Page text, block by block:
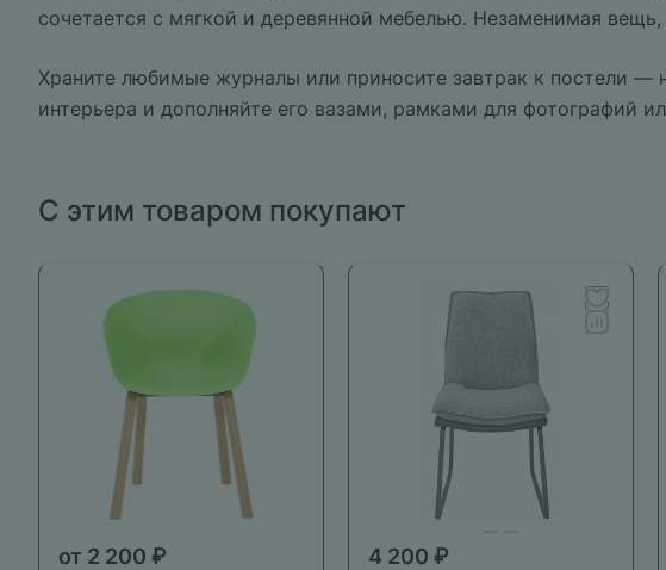
сочетается с мягкой и деревянной мебелью. Незаменимая вещь,
Храните любимые журналы или приносите завтрак к постели —
интерьера и дополняйте его вазами, рамками для фотографий
С этим товаром покупают
от 2 200 ₽ 4 200 ₽